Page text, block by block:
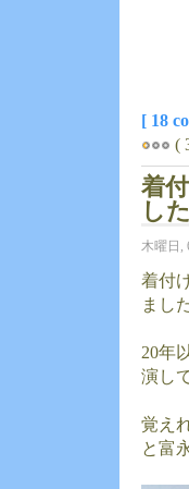
[ 18
(
着
した
木曜日,
着付
まし
20年
演し
覚え
と富